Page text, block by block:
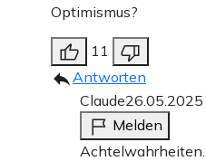
Optimismus?
11
Antworten
Claude
Melden
Achtelwahrheiten.